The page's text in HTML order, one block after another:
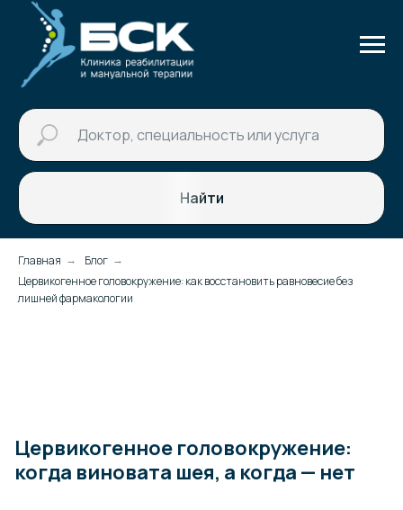
Найти
Главная → Блог →
Цервикогенное головокружение: как восстановить равновесие без
лишней фармакологии
Цервикогенное головокружение:
когда виновата шея, а когда — нет